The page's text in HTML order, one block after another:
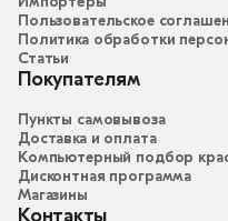
Пользовательское
Политика обработки
Статьи
Покупателям
Пункты самовывоза
Доставка и оплата
Компьютерный подбор
Дисконтная программа
Магазины